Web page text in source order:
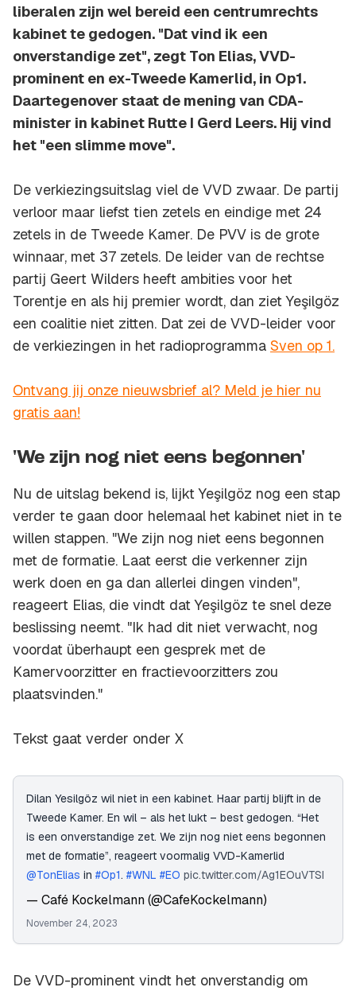
liberalen zijn wel bereid een centrumrechts
kabinet te gedogen. "Dat vind ik een
onverstandige zet", zegt Ton Elias, VVD-
prominent en ex-Tweede Kamerlid, in Op1.
Daartegenover staat de mening van CDA-
minister in kabinet Rutte I Gerd Leers. Hij vind
het "een slimme move".
De verkiezingsuitslag viel de VVD zwaar. De partij
verloor maar liefst tien zetels en eindige met 24
zetels in de Tweede Kamer. De PVV is de grote
winnaar, met 37 zetels. De leider van de rechtse
partij Geert Wilders heeft ambities voor het
Torentje en als hij premier wordt, dan ziet Yeşilgöz
een coalitie niet zitten. Dat zei de VVD-leider voor
de verkiezingen in het radioprogramma Sven op 1.
Ontvang jij onze nieuwsbrief al? Meld je hier nu
gratis aan!
'We zijn nog niet eens begonnen'
Nu de uitslag bekend is, lijkt Yeşilgöz nog een stap
verder te gaan door helemaal het kabinet niet in te
willen stappen. "We zijn nog niet eens begonnen
met de formatie. Laat eerst die verkenner zijn
werk doen en ga dan allerlei dingen vinden",
reageert Elias, die vindt dat Yeşilgöz te snel deze
beslissing neemt. "Ik had dit niet verwacht, nog
voordat überhaupt een gesprek met de
Kamervoorzitter en fractievoorzitters zou
plaatsvinden."
Tekst gaat verder onder X
Dilan Yesilgöz wil niet in een kabinet. Haar partij blijft in de
Tweede Kamer. En wil – als het lukt – best gedogen. “Het
is een onverstandige zet. We zijn nog niet eens begonnen
met de formatie”, reageert voormalig VVD-Kamerlid
@TonElias in #Op1. #WNL #EO pic.twitter.com/Ag1EOuVTSI
— Café Kockelmann (@CafeKockelmann)
November 24, 2023
De VVD-prominent vindt het onverstandig om